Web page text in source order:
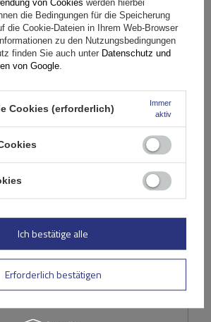
zu Autos
schreiben
Ihre Note:
5/5
von Cookies werden hierbei
die Bedingungen für die Speicherung
die Cookie-Dateien in Ihrem Web-Browser
zu den Nutzungsbedingungen
finden Sie auch unter Datenschutz und
von Google.
Cookies (erforderlich)
Immer
aktiv
Erforderlich bestätigen
Ich bestätige alle